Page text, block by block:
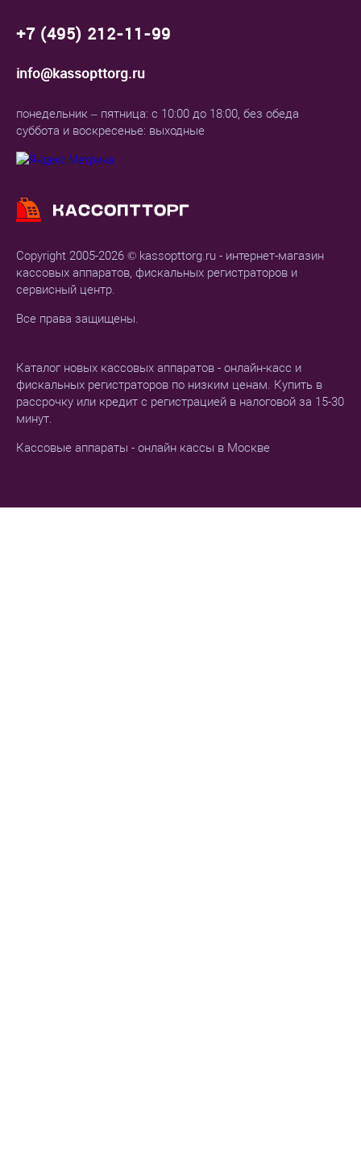
Copyright 2005-2026 © kassopttorg.ru - интернет-магазин
кассовых аппаратов, фискальных регистраторов и
сервисный центр.
Все права защищены.
Каталог новых кассовых аппаратов - онлайн-касс и
фискальных регистраторов по низким ценам. Купить в
рассрочку или кредит с регистрацией в налоговой за 15-30
минут.
Кассовые аппараты - онлайн кассы в Москве
+7 (495) 212-11-99
info@kassopttorg.ru
понедельник – пятница: с 10:00 до 18:00, без обеда
суббота и воскресенье: выходные